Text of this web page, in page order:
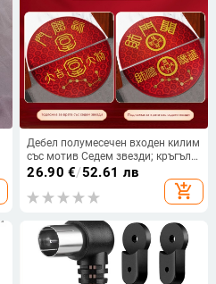
Дебел полумесечен входен килим
със мотив Седем звезди; кръгъл
килим за късмет с монети на
26.90 €/52.61 лв
add_shopping_cart